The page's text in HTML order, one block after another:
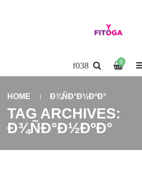
0
HOME Ð¾ÑÐ°Ð½ÐºÐ°
TAG ARCHIVES:
Ð¾ÑÐ°Ð½ÐºÐ°